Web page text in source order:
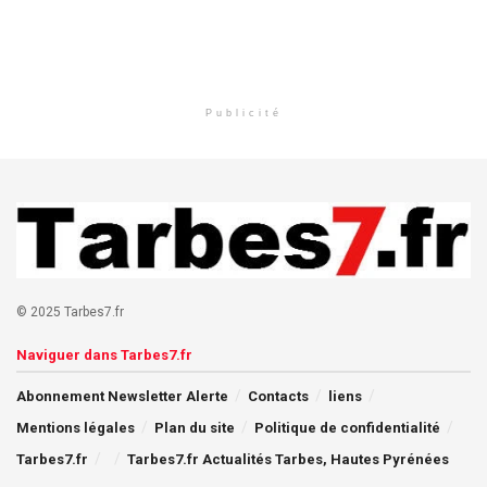
Publicité
© 2025 Tarbes7.fr
Naviguer dans Tarbes7.fr
Abonnement Newsletter Alerte Contacts
liens
Mentions légales
Plan du site
Politique de confidentialité
Tarbes7.fr
Tarbes7.fr Actualités Tarbes, Hautes Pyrénées